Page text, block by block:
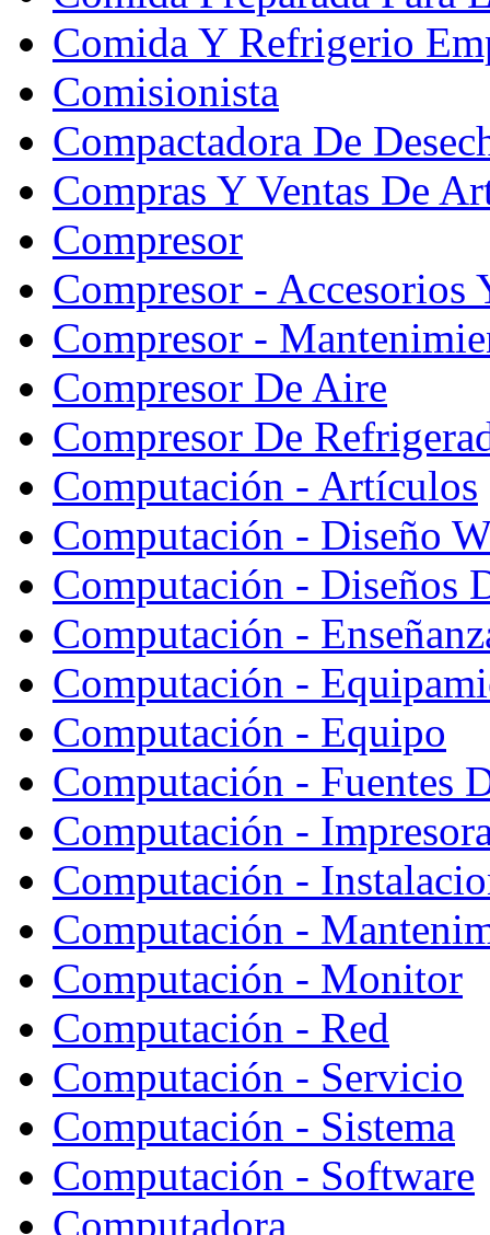
Comida Y Refrigerio
Comisionista
Compactadora De
Compras Y Ventas De
Compresor
Compresor - Accesorios
Compresor -
Compresor De Aire
Compresor De
Computación - Artículos
Computación - Diseño
Computación - Diseños
Computación -
Computación -
Computación - Equipo
Computación - Fuentes
Computación -
Computación -
Computación -
Computación - Monitor
Computación - Red
Computación - Servicio
Computación - Sistema
Computación - Software
Computadora